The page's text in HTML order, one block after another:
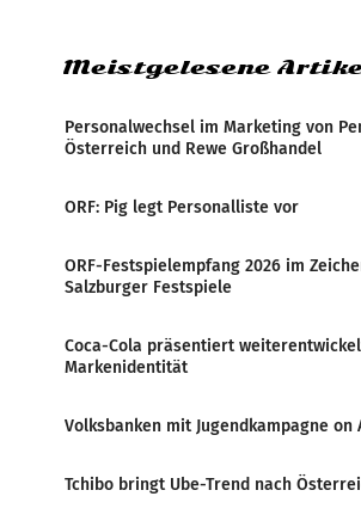
Meistgelesene
Personalwechsel im Marketing von
Österreich und Rewe Großhandel
ORF: Pig legt Personalliste vor
ORF-Festspielempfang 2026 im
Salzburger Festspiele
Coca-Cola präsentiert
Markenidentität
Volksbanken mit Jugendkampagne on
Tchibo bringt Ube-Trend nach